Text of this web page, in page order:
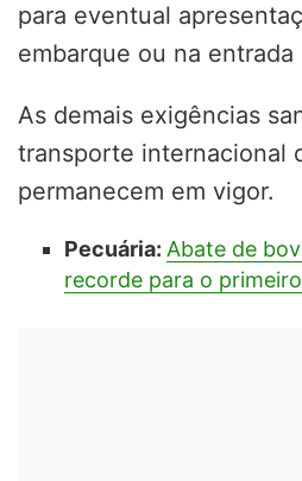
para eventual
embarque ou na entrada
As demais exigências
transporte internacional
permanecem em vigor.
Pecuária: Abate de
recorde para o